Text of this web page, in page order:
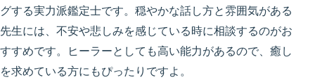
グする実力派鑑定士です。穏やかな話し方と雰囲気がある
先生には、不安や悲しみを感じている時に相談するのがお
すすめです。ヒーラーとしても高い能力があるので、癒し
を求めている方にもぴったりですよ。